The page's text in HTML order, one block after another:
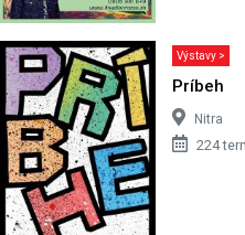
Výstavy >
Príbeh
Nitra
224